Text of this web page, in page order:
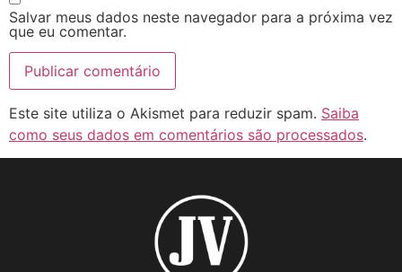
Salvar meus dados neste navegador para a próxima vez
que eu comentar.
Este site utiliza o Akismet para reduzir spam. Saiba
como seus dados em comentários são processados.